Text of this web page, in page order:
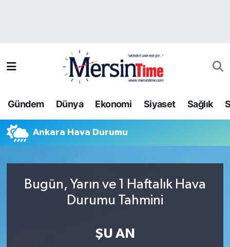
Gündem Dünya Ekonomi Siyaset Sağlık
Ankara Hava Durumu
Bugün, Yarın ve 1 Haftalık Hava
Durumu Tahmini
ŞU AN
Bilim-Teknoloji
Dünya
Trafik Durumu
Tüm Manşetler